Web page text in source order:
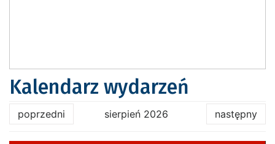
Kalendarz wydarzeń
poprzedni sierpień 2026 następny